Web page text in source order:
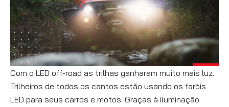
Com o LED off-road as trilhas ganharam muito mais luz.
Trilheiros de todos os cantos estão usando os faróis
LED para seus carros e motos. Graças à iluminação